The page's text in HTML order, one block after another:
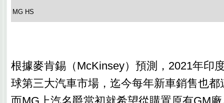
MG HS
根據麥肯錫（McKinsey）預測，2021年印
球第三大汽車市場，迄今每年新車銷售也